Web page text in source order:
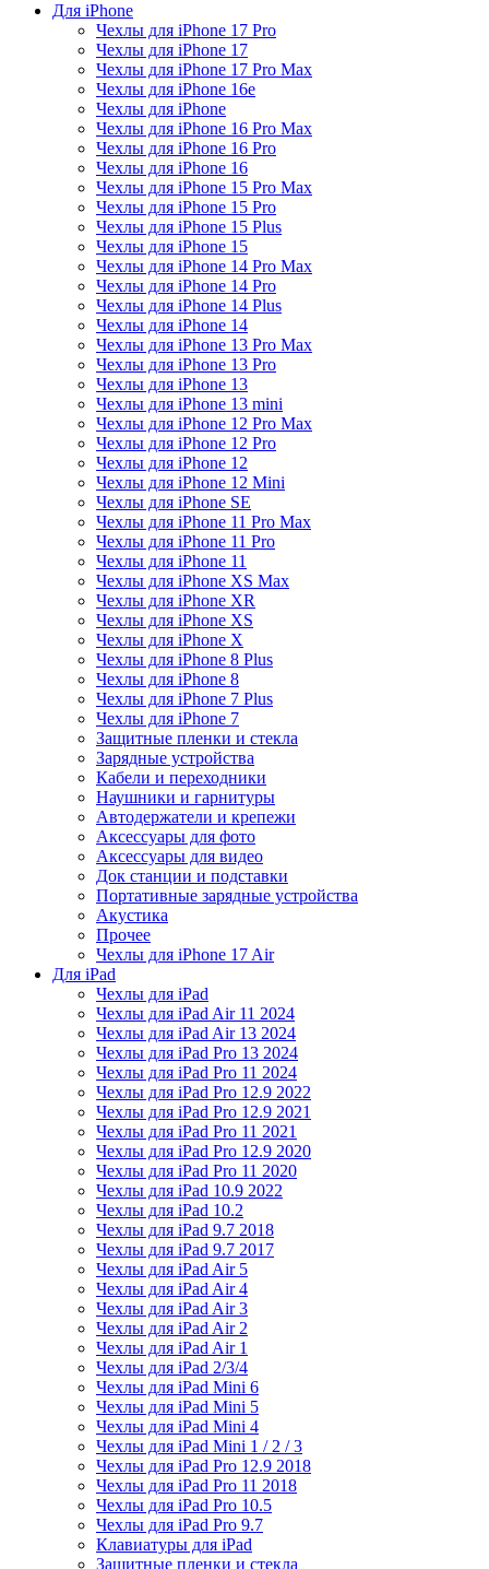
Для iPhone
Чехлы для iPhone 17 Pro
Чехлы для iPhone 17
Чехлы для iPhone 17 Pro Max
Чехлы для iPhone 16e
Чехлы для iPhone
Чехлы для iPhone 16 Pro Max
Чехлы для iPhone 16 Pro
Чехлы для iPhone 16
Чехлы для iPhone 15 Pro Max
Чехлы для iPhone 15 Pro
Чехлы для iPhone 15 Plus
Чехлы для iPhone 15
Чехлы для iPhone 14 Pro Max
Чехлы для iPhone 14 Pro
Чехлы для iPhone 14 Plus
Чехлы для iPhone 14
Чехлы для iPhone 13 Pro Max
Чехлы для iPhone 13 Pro
Чехлы для iPhone 13
Чехлы для iPhone 13 mini
Чехлы для iPhone 12 Pro Max
Чехлы для iPhone 12 Pro
Чехлы для iPhone 12
Чехлы для iPhone 12 Mini
Чехлы для iPhone SE
Чехлы для iPhone 11 Pro Max
Чехлы для iPhone 11 Pro
Чехлы для iPhone 11
Чехлы для iPhone XS Max
Чехлы для iPhone XR
Чехлы для iPhone XS
Чехлы для iPhone X
Чехлы для iPhone 8 Plus
Чехлы для iPhone 8
Чехлы для iPhone 7 Plus
Чехлы для iPhone 7
Защитные пленки и стекла
Зарядные устройства
Кабели и переходники
Наушники и гарнитуры
Автодержатели и крепежи
Аксессуары для фото
Аксессуары для видео
Док станции и подставки
Портативные зарядные устройства
Акустика
Прочее
Чехлы для iPhone 17 Air
Для iPad
Чехлы для iPad
Чехлы для iPad Air 11 2024
Чехлы для iPad Air 13 2024
Чехлы для iPad Pro 13 2024
Чехлы для iPad Pro 11 2024
Чехлы для iPad Pro 12.9 2022
Чехлы для iPad Pro 12.9 2021
Чехлы для iPad Pro 11 2021
Чехлы для iPad Pro 12.9 2020
Чехлы для iPad Pro 11 2020
Чехлы для iPad 10.9 2022
Чехлы для iPad 10.2
Чехлы для iPad 9.7 2018
Чехлы для iPad 9.7 2017
Чехлы для iPad Air 5
Чехлы для iPad Air 4
Чехлы для iPad Air 3
Чехлы для iPad Air 2
Чехлы для iPad Air 1
Чехлы для iPad 2/3/4
Чехлы для iPad Mini 6
Чехлы для iPad Mini 5
Чехлы для iPad Mini 4
Чехлы для iPad Mini 1 / 2 / 3
Чехлы для iPad Pro 12.9 2018
Чехлы для iPad Pro 11 2018
Чехлы для iPad Pro 10.5
Чехлы для iPad Pro 9.7
Клавиатуры для iPad
Защитные пленки и стекла